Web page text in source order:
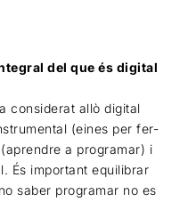
del que és digital
considerat allò digital
(eines per fer-
a programar) i
És important equilibrar
saber programar no es